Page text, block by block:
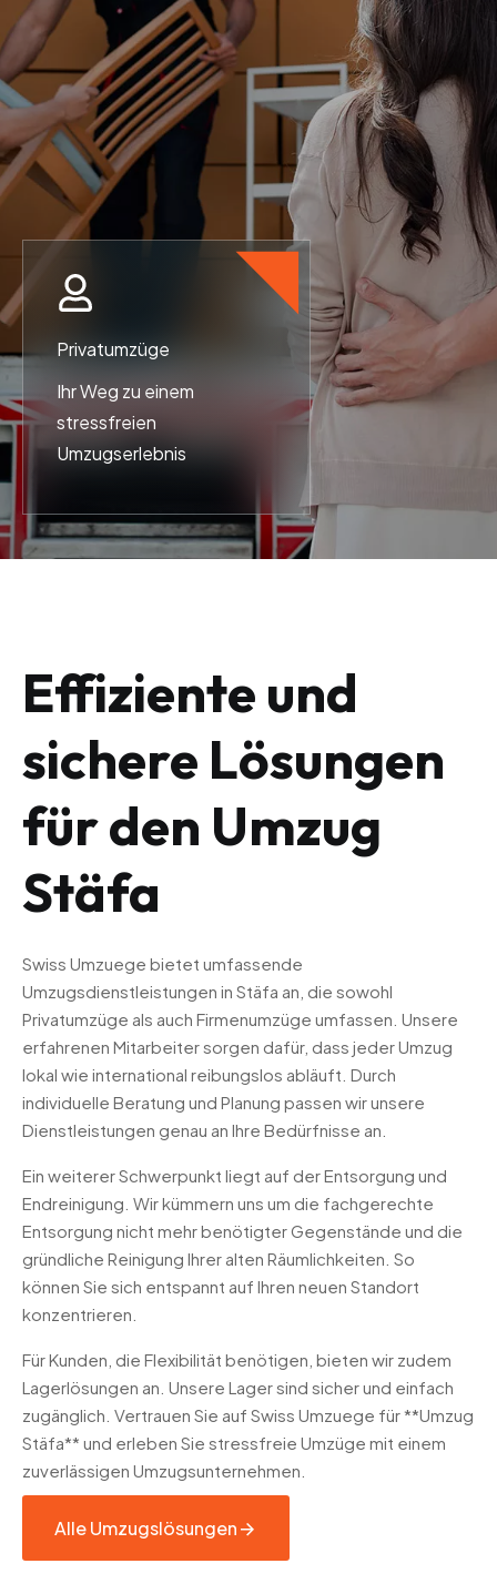
Privatumzüge
Ihr Weg zu einem
stressfreien
Umzugserlebnis
Effiziente und
sichere Lösungen
für den Umzug
Stäfa
Swiss Umzuege bietet umfassende
Umzugsdienstleistungen in Stäfa an, die sowohl
Privatumzüge als auch Firmenumzüge umfassen. Unsere
erfahrenen Mitarbeiter sorgen dafür, dass jeder Umzug
lokal wie international reibungslos abläuft. Durch
individuelle Beratung und Planung passen wir unsere
Dienstleistungen genau an Ihre Bedürfnisse an.
Ein weiterer Schwerpunkt liegt auf der Entsorgung und
Endreinigung. Wir kümmern uns um die fachgerechte
Entsorgung nicht mehr benötigter Gegenstände und die
gründliche Reinigung Ihrer alten Räumlichkeiten. So
können Sie sich entspannt auf Ihren neuen Standort
konzentrieren.
Für Kunden, die Flexibilität benötigen, bieten wir zudem
Lagerlösungen an. Unsere Lager sind sicher und einfach
zugänglich. Vertrauen Sie auf Swiss Umzuege für **Umzug
Stäfa** und erleben Sie stressfreie Umzüge mit einem
zuverlässigen Umzugsunternehmen.
Alle Umzugslösungen